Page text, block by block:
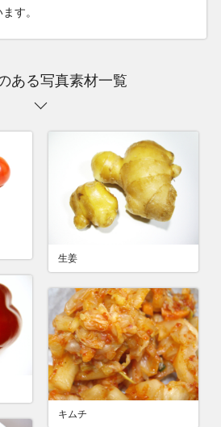
す。
ある写真素材一覧
生姜
キムチ